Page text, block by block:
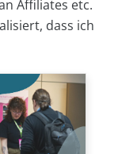
Affiliates etc.
dass ich